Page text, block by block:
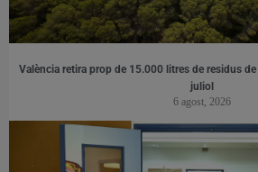
València retira prop de 15.000 litres de residus
juliol
6 agost, 2026